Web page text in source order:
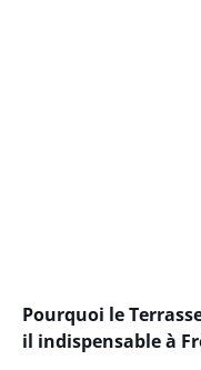
Pourquoi le
il indispensable à